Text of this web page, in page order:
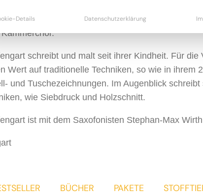
im Bereich »Education«. Seit 2013 leitet sie
zwischen Schulen und Orchestern,
schreibt und malt seit ihrer Kindheit. Für
Wert auf traditionelle Techniken, so wie in ihrem
und Tuschezeichnungen. Im Augenblick
wie Siebdruck und Holzschnitt.
ist mit dem Saxofonisten Stephan-Max
BÜCHER PAKETE
Details Datenschutzerklärung